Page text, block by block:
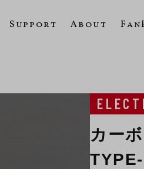
Support About
カー